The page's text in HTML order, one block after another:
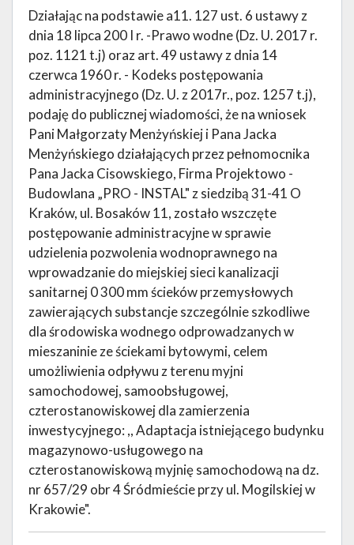
Działając na podstawie a11. 127 ust. 6 ustawy z
dnia 18 lipca 200 I r. -Prawo wodne (Dz. U. 2017 r.
poz. 1121 t.j) oraz art. 49 ustawy z dnia 14
czerwca 1960 r. - Kodeks postępowania
administracyjnego (Dz. U. z 2017r., poz. 1257 t.j),
podaję do publicznej wiadomości, że na wniosek
Pani Małgorzaty Menżyńskiej i Pana Jacka
Menżyńskiego działających przez pełnomocnika
Pana Jacka Cisowskiego, Firma Projektowo -
Budowlana „PRO - INSTAL" z siedzibą 31-41 O
Kraków, ul. Bosaków 11, zostało wszczęte
postępowanie administracyjne w sprawie
udzielenia pozwolenia wodnoprawnego na
wprowadzanie do miejskiej sieci kanalizacji
sanitarnej 0 300 mm ścieków przemysłowych
zawierających substancje szczególnie szkodliwe
dla środowiska wodnego odprowadzanych w
mieszaninie ze ściekami bytowymi, celem
umożliwienia odpływu z terenu myjni
samochodowej, samoobsługowej,
czterostanowiskowej dla zamierzenia
inwestycyjnego: ,, Adaptacja istniejącego budynku
magazynowo-usługowego na
czterostanowiskową myjnię samochodową na dz.
nr 657/29 obr 4 Śródmieście przy ul. Mogilskiej w
Krakowie".